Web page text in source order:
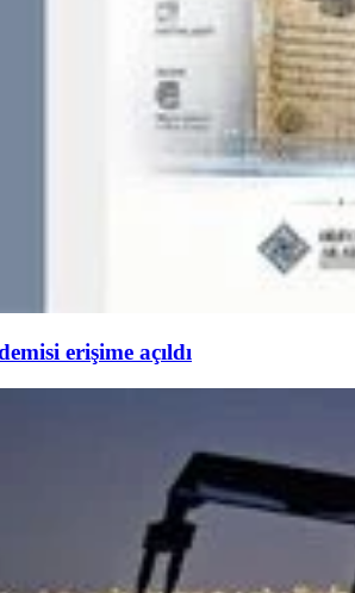
erişime açıldı